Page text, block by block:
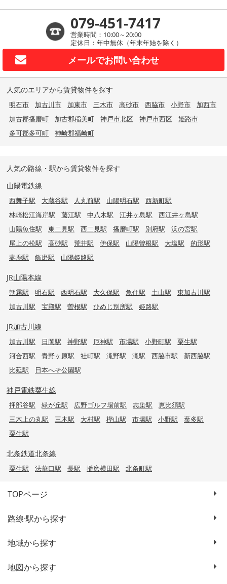
079-451-7417
営業時間：10:00～20:00
定休日：年中無休（年末年始を除く）
メールでお問い合わせ
人気のエリアから賃貸物件を探す
明石市 加古川市 加東市 三木市 高砂市 西脇市 小野市
加西市
加古郡播磨町
加古郡稲美町 神戸市北区 神戸市西区
姫路市
多可郡多可町
神崎郡福崎町
人気の路線・駅から賃貸物件を探す
山陽電鉄線
西舞子駅 大蔵谷駅 人丸前駅 山陽明石駅
西新町駅
林崎松江海岸駅
藤江駅 中八木駅 江井ヶ島駅
西江井ヶ島駅
山陽魚住駅
東二見駅 西二見駅 播磨町駅 別府駅
浜の宮駅
尾上の松駅
高砂駅 荒井駅 伊保駅 山陽曽根駅 大塩駅
的形駅
妻鹿駅
飾磨駅 山陽姫路駅
JR山陽本線
朝霧駅 明石駅 西明石駅 大久保駅 魚住駅 土山駅
東加古川駅
加古川駅
宝殿駅 曽根駅 ひめじ別所駅 姫路駅
JR加古川線
加古川駅 日岡駅 神野駅 厄神駅 市場駅 小野町駅
粟生駅
河合西駅
青野ヶ原駅 社町駅 滝野駅 滝駅 西脇市駅
新西脇駅
比延駅
日本へそ公園駅
神戸電鉄粟生線
押部谷駅 緑が丘駅 広野ゴルフ場前駅 志染駅
恵比須駅
三木上の丸駅
三木駅 大村駅 樫山駅 市場駅 小野駅
葉多駅
粟生駅
北条鉄道北条線
粟生駅 法華口駅 長駅 播磨横田駅 北条町駅
TOPページ
路線·駅から探す
地域から探す
地図から探す